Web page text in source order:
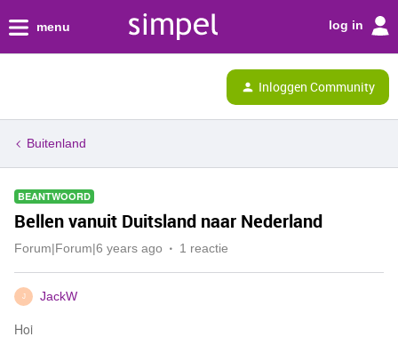
menu log in
Inloggen Community
Buitenland
BEANTWOORD
Bellen vanuit Duitsland naar Nederland
Forum|Forum|6 years ago 1 reactie
J JackW
Hoi